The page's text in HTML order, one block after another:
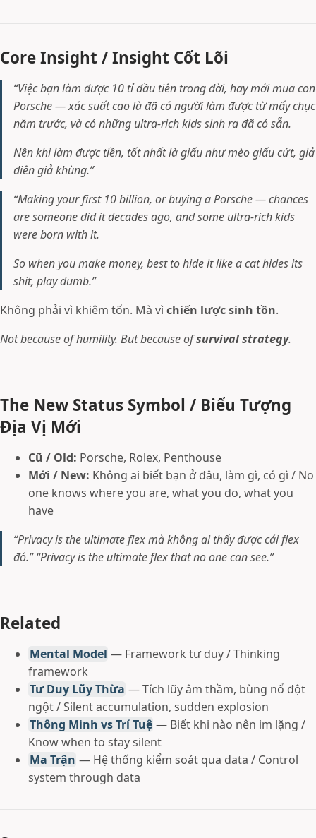
Core Insight / Insight Cốt Lõi
“Việc bạn làm được 10 tỉ đầu tiên trong đời, hay mới mua con
Porsche — xác suất cao là đã có người làm được từ mấy chục
năm trước, và có những ultra-rich kids sinh ra đã có sẵn.
Nên khi làm được tiền, tốt nhất là giấu như mèo giấu cứt, giả
điên giả khùng.”
“Making your first 10 billion, or buying a Porsche — chances
are someone did it decades ago, and some ultra-rich kids
were born with it.
So when you make money, best to hide it like a cat hides its
shit, play dumb.”
Không phải vì khiêm tốn. Mà vì chiến lược sinh tồn.
Not because of humility. But because ofsurvival strategy.
The New Status Symbol / Biểu Tượng
Địa Vị Mới
Cũ / Old: Porsche, Rolex, Penthouse
Mới / New: Không ai biết bạn ở đâu, làm gì, có gì / No
one knows where you are, what you do, what you
have
“Privacy is the ultimate flex mà không ai thấy được cái flex
đó.” “Privacy is the ultimate flex that no one can see.”
Related
Mental Model — Framework tư duy / Thinking
framework
Tư Duy Lũy Thừa — Tích lũy âm thầm, bùng nổ đột
ngột / Silent accumulation, sudden explosion
Thông Minh vs Trí Tuệ — Biết khi nào nên im lặng /
Know when to stay silent
Ma Trận — Hệ thống kiểm soát qua data / Control
system through data